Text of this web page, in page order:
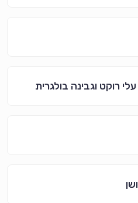
רוקט וגבינה בולגרית